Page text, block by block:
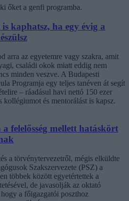
őket a genfi programba.
kaphatsz, ha egy évig a
arra az egyetemre vagy szakra, amit
családi okok miatt eddig nem
minden veszve. A Budapesti
Programja egy teljes tanéven át segít
– ráadásul havi nettó 150 ezer
kollégiumot és mentorálást is kapsz.
a felelősség mellett hatáskört
a törvénytervezetről, mégis elküldte
Szakszervezete (PSZ) a
többek között egyetértettek a
de javasolják az oktató
a főigazgatói poszthoz